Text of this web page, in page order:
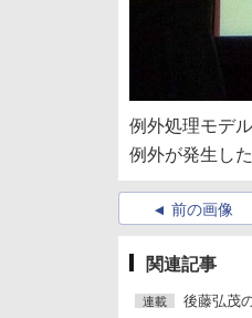
例外処理モデ
例外が発生し
前の画像
関連記事
連載 後藤弘茂